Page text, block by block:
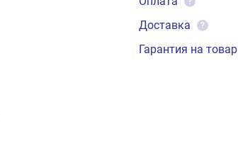
Доставка ?
Гарантия на товар